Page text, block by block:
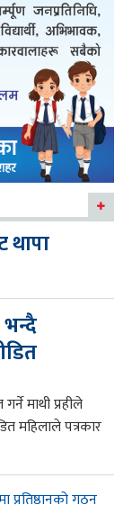
थापा
भन्दै
माथी प्रहीले
महिलाले पत्रकार
प्रतिष्ठानको गठन